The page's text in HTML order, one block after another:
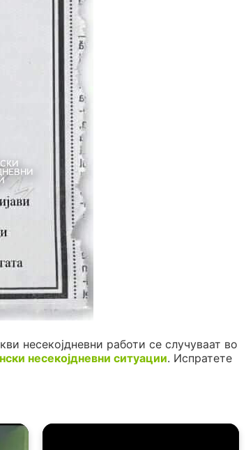
несекојдневни работи се случуваат во
несекојдневни ситуации. Испратете